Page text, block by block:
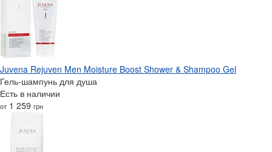
Juvena Rejuven Men Moisture Boost Shower & Shampoo Gel
Гель-шампунь для душа
Есть в наличии
от 1 259 грн